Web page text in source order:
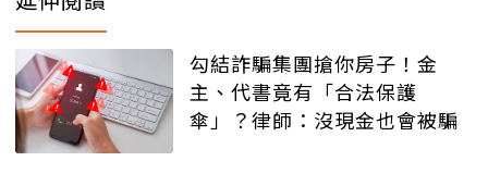
勾結詐騙集團搶你房子！金
主、代書竟有「合法保護
傘」？律師：沒現金也會被騙